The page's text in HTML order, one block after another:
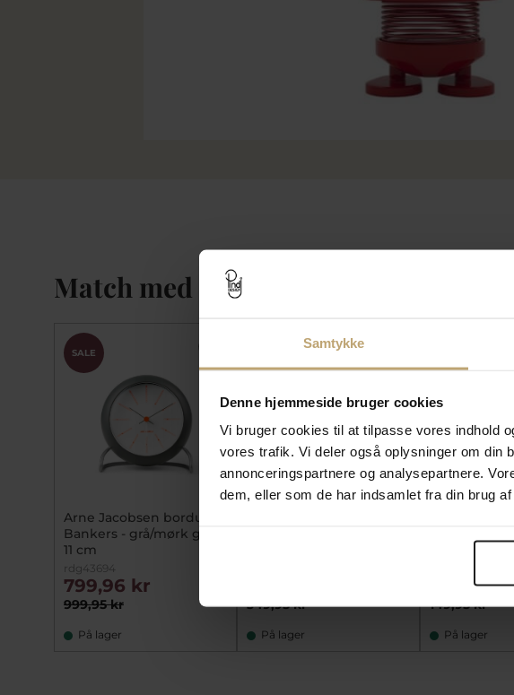
Samtykke
Denne hjemmeside bruger cookies
Vi bruger cookies til at tilpasse vores indhold
vores trafik. Vi deler også oplysninger om din
annonceringspartnere og analysepartnere.
dem, eller som de har indsamlet fra din brug
Match med
SALE
Arne Jacobsen bordur -
Bankers - grå/mørk grå -
11 cm
rdg43694
999,95 kr
799,96 kr
På lager
349,95 kr
På lager
149,95 kr
119,96 kr
På lager